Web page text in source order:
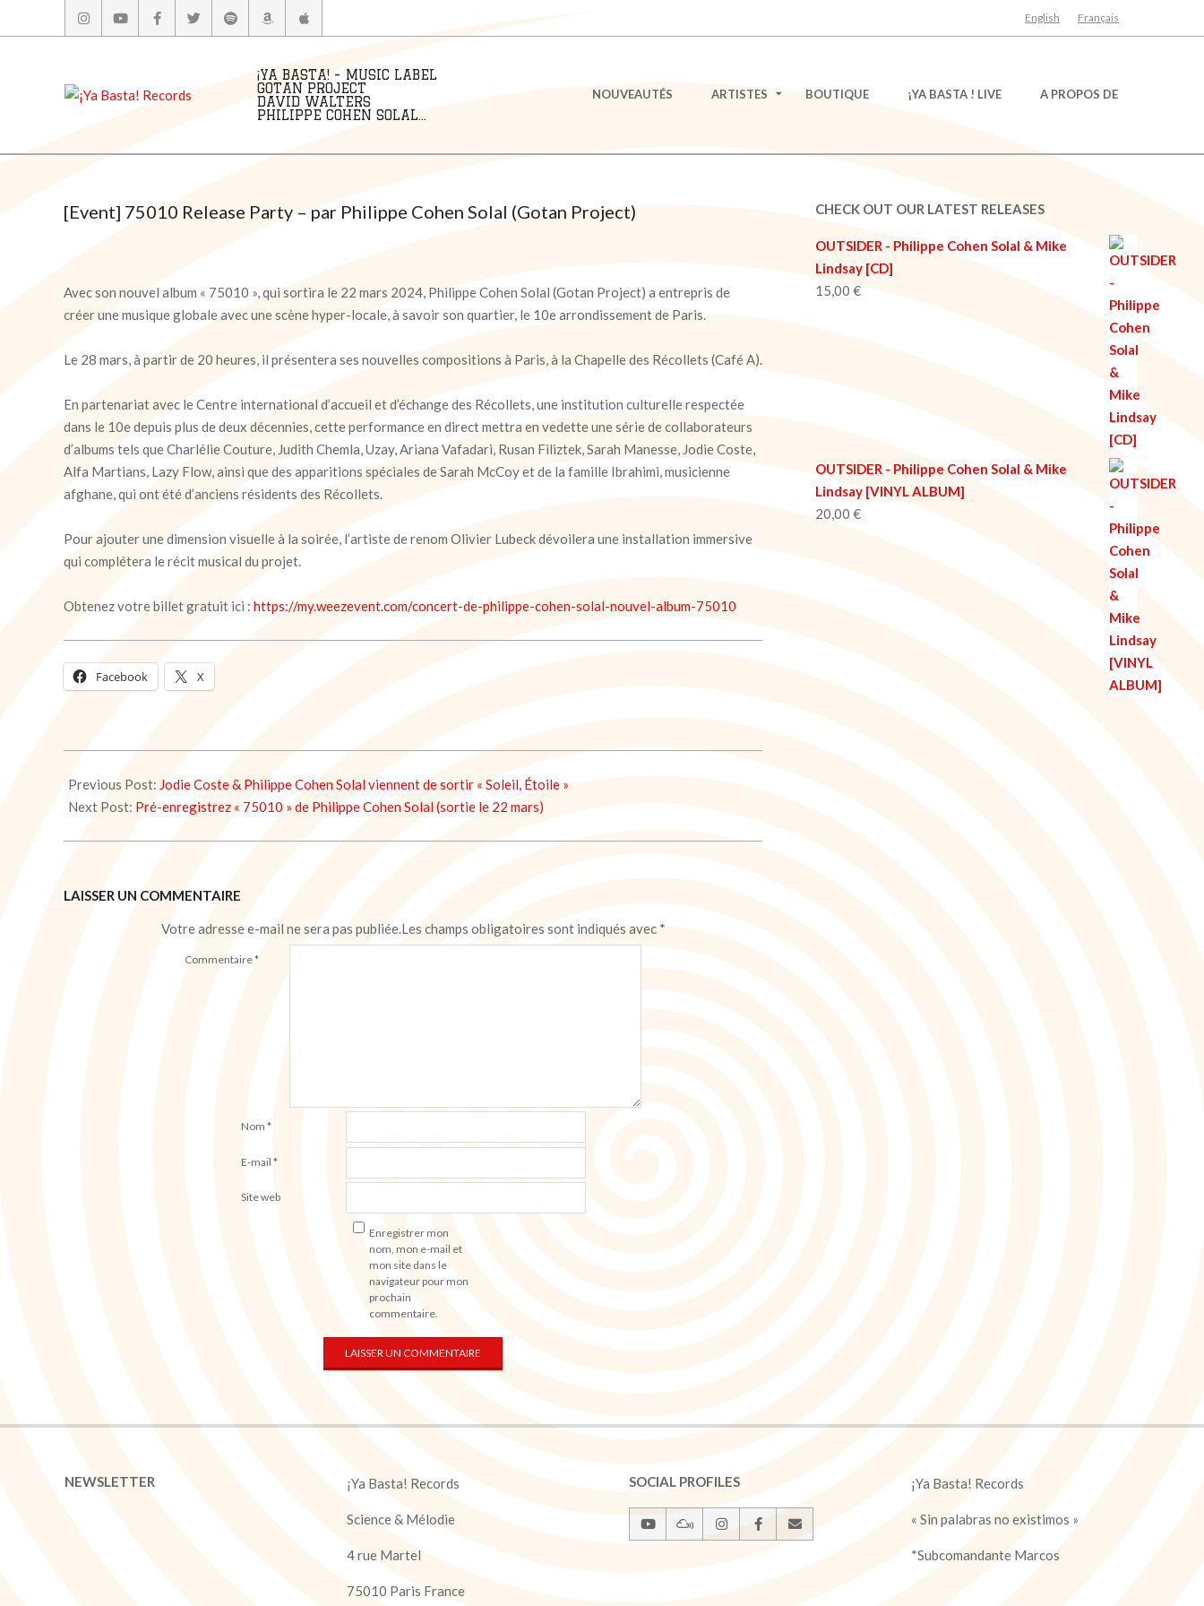
to
English Français
¡YA BASTA! - MUSIC LABEL
GOTAN PROJECT
DAVID WALTERS
PHILIPPE COHEN SOLAL...
NOUVEAUTÉS ARTISTES BOUTIQUE ¡YA BASTA ! LIVE A PROPOS DE
[Event] 75010 Release Party – par Philippe Cohen Solal (Gotan Project)
Avec son nouvel album « 75010 », qui sortira le 22 mars 2024, Philippe Cohen Solal (Gotan Project) a entrepris de
créer une musique globale avec une scène hyper-locale, à savoir son quartier, le 10e arrondissement de Paris.
Le 28 mars, à partir de 20 heures, il présentera ses nouvelles compositions à Paris, à la Chapelle des Récollets (Café A).
En partenariat avec le Centre international d’accueil et d’échange des Récollets, une institution culturelle respectée
dans le 10e depuis plus de deux décennies, cette performance en direct mettra en vedette une série de collaborateurs
d’albums tels que Charlélie Couture, Judith Chemla, Uzay, Ariana Vafadari, Rusan Filiztek, Sarah Manesse, Jodie Coste,
Alfa Martians, Lazy Flow, ainsi que des apparitions spéciales de Sarah McCoy et de la famille Ibrahimi, musicienne
afghane, qui ont été d’anciens résidents des Récollets.
Pour ajouter une dimension visuelle à la soirée, l’artiste de renom Olivier Lubeck dévoilera une installation immersive
qui complétera le récit musical du projet.
Obtenez votre billet gratuit ici : https://my.weezevent.com/concert-de-philippe-cohen-solal-nouvel-album-75010
Facebook X
03-
12
Previous Post: Jodie Coste & Philippe Cohen Solal viennent de sortir « Soleil, Étoile »
Next Post: Pré-enregistrez « 75010 » de Philippe Cohen Solal (sortie le 22 mars)
LAISSER UN COMMENTAIRE
Votre adresse e-mail ne sera pas publiée.Les champs obligatoires sont indiqués avec *
Commentaire*
Nom *
E-mail *
Site web
Enregistrer mon
nom, mon e-mail et
mon site dans le
navigateur pour mon
prochain
commentaire.
CHECK OUT OUR LATEST RELEASES
OUTSIDER - Philippe Cohen Solal & Mike
Lindsay [CD]
15,00 €
OUTSIDER - Philippe Cohen Solal & Mike
Lindsay [VINYL ALBUM]
20,00 €
NEWSLETTER ¡Ya Basta! Records
Science & Mélodie
4 rue Martel
75010 Paris France
SOCIAL PROFILES ¡Ya Basta! Records
« Sin palabras no existimos »
*Subcomandante Marcos